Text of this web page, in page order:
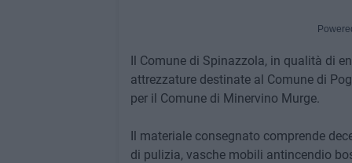
Il Comune di Spinazzola, in qualità di
attrezzature destinate al Comune di
per il Comune di Minervino Murge.
Il materiale consegnato comprende
di pulizia, vasche mobili antincendio